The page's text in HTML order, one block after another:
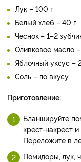
Лук – 100 г
Белый хлеб – 40 г
Чеснок – 1–2
Оливковое масло –
Яблочный уксус –
Соль – по вкусу
Приготовление:
Бланшируйте
крест-накрест
Переложите в
Помидоры, лук,